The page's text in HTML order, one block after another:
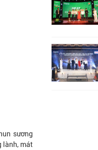
sương
lành, mát